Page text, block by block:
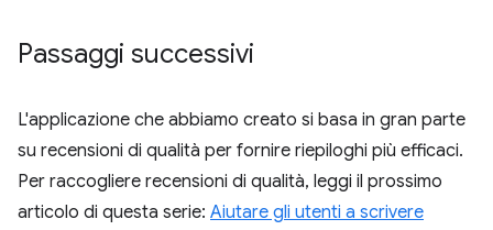
Passaggi successivi
L'applicazione che abbiamo creato si basa in gran parte
su recensioni di qualità per fornire riepiloghi più efficaci.
Per raccogliere recensioni di qualità, leggi il prossimo
articolo di questa serie: Aiutare gli utenti a scrivere